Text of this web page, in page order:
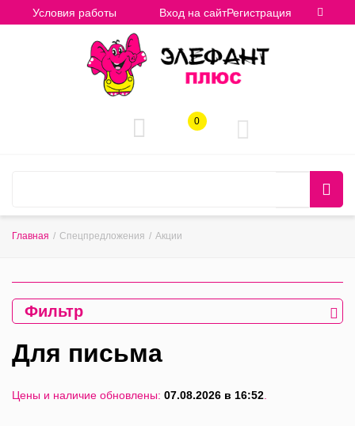
Условия работы Вход на сайтРегистрация
0
Главная / Спецпредложения / Акции
Фильтр
Для письма
Цены и наличие обновлены: 07.08.2026 в 16:52.